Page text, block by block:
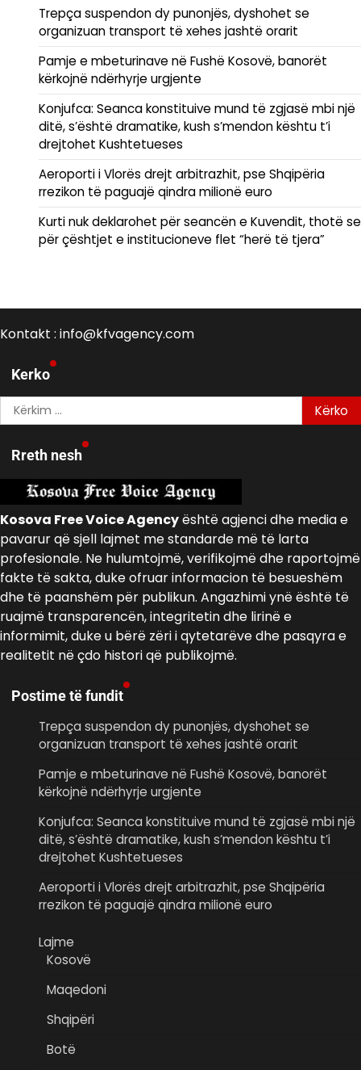
Trepça suspendon dy punonjës, dyshohet se
organizuan transport të xehes jashtë orarit
Pamje e mbeturinave në Fushë Kosovë, banorët
kërkojnë ndërhyrje urgjente
Konjufca: Seanca konstituive mund të zgjasë mbi një
ditë, s’është dramatike, kush s’mendon kështu t’i
drejtohet Kushtetueses
Aeroporti i Vlorës drejt arbitrazhit, pse Shqipëria
rrezikon të paguajë qindra milionë euro
Kurti nuk deklarohet për seancën e Kuvendit, thotë se
për çështjet e institucioneve flet “herë të tjera”
Kontakt : info@kfvagency.com
Kerko
Kërko
për:
Rreth nesh
Kosova Free Voice Agencyështë agjenci dhe media e
pavarur që sjell lajmet me standarde më të larta
profesionale. Ne hulumtojmë, verifikojmë dhe raportojmë
fakte të sakta, duke ofruar informacion të besueshëm
dhe të paanshëm për publikun. Angazhimi ynë është të
ruajmë transparencën, integritetin dhe lirinë e
informimit, duke u bërë zëri i qytetarëve dhe pasqyra e
realitetit në çdo histori që publikojmë.
Postime të fundit
Trepça suspendon dy punonjës, dyshohet se
organizuan transport të xehes jashtë orarit
Pamje e mbeturinave në Fushë Kosovë, banorët
kërkojnë ndërhyrje urgjente
Konjufca: Seanca konstituive mund të zgjasë mbi një
ditë, s’është dramatike, kush s’mendon kështu t’i
drejtohet Kushtetueses
Aeroporti i Vlorës drejt arbitrazhit, pse Shqipëria
rrezikon të paguajë qindra milionë euro
Lajme
Kosovë
Maqedoni
Shqipëri
Botë